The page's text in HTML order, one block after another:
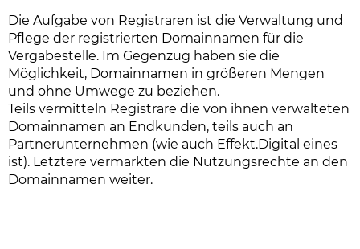
Die Aufgabe von Registraren ist die Verwaltung und
Pflege der registrierten Domainnamen für die
Vergabestelle. Im Gegenzug haben sie die
Möglichkeit, Domainnamen in größeren Mengen
und ohne Umwege zu beziehen.
Teils vermitteln Registrare die von ihnen verwalteten
Domainnamen an Endkunden, teils auch an
Partnerunternehmen (wie auch Effekt.Digital eines
ist). Letztere vermarkten die Nutzungsrechte an den
Domainnamen weiter.